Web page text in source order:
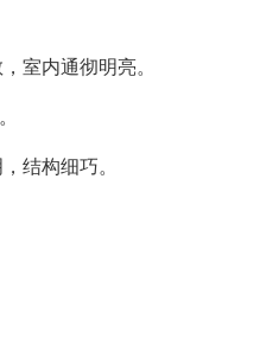
室内通彻明亮。
结构细巧。